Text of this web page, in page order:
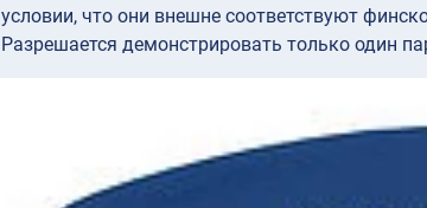
условии, что они внешне соответствуют
Разрешается демонстрировать только один